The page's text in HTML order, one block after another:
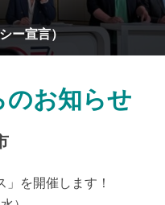
ー宣言）
お知らせ
」を開催します！